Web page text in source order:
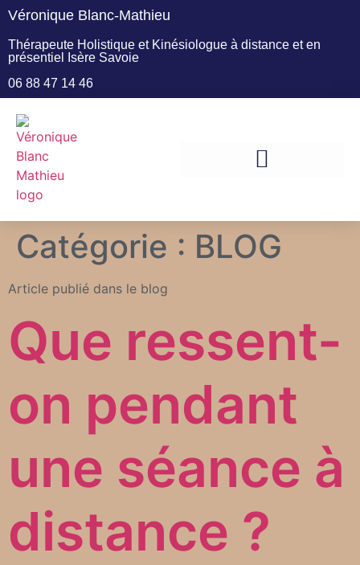
Véronique Blanc-Mathieu
Thérapeute Holistique et Kinésiologue à distance et en
présentiel Isère Savoie
06 88 47 14 46
Catégorie : BLOG
Article publié dans le blog
Que ressent-
on pendant
une séance à
distance ?